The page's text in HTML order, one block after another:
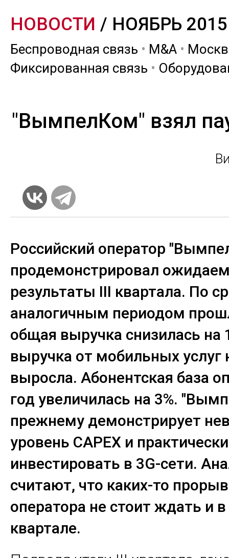
НОВОСТИ / НОЯБРЬ 2015
Беспроводная связь • M&A •
Фиксированная связь •
"ВымпелКом" взял
Российский оператор
продемонстрировал
результаты III квартала. По
аналогичным периодом
общая выручка снизилась на
выручка от мобильных услуг
выросла. Абонентская база
год увеличилась на 3%.
прежнему демонстрирует
уровень CAPEX и
инвестировать в 3G-сети.
считают, что каких-то
оператора не стоит ждать и в
квартале.